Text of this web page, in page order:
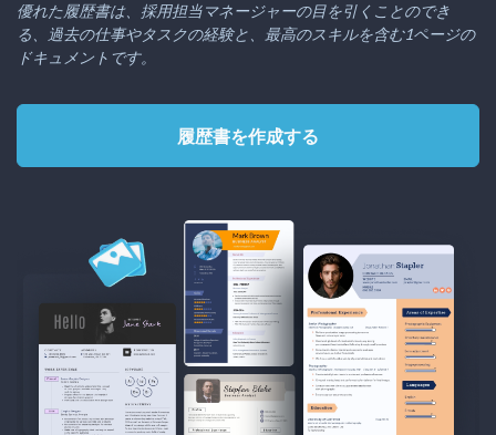
優れた履歴書は、採用担当マネージャーの目を引くことのでき
る、過去の仕事やタスクの経験と、最高のスキルを含む1ページの
ドキュメントです。
履歴書を作成する